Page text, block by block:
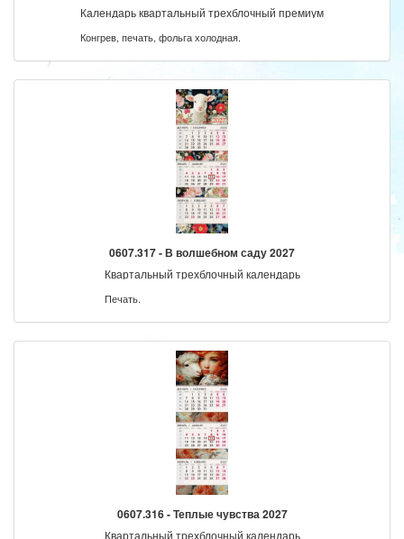
Календарь квартальный трехблочный премиум
Конгрев, печать, фольга холодная.
0607.317 - В волшебном саду 2027
Квартальный трехблочный календарь
Печать.
0607.316 - Теплые чувства 2027
Квартальный трехблочный календарь